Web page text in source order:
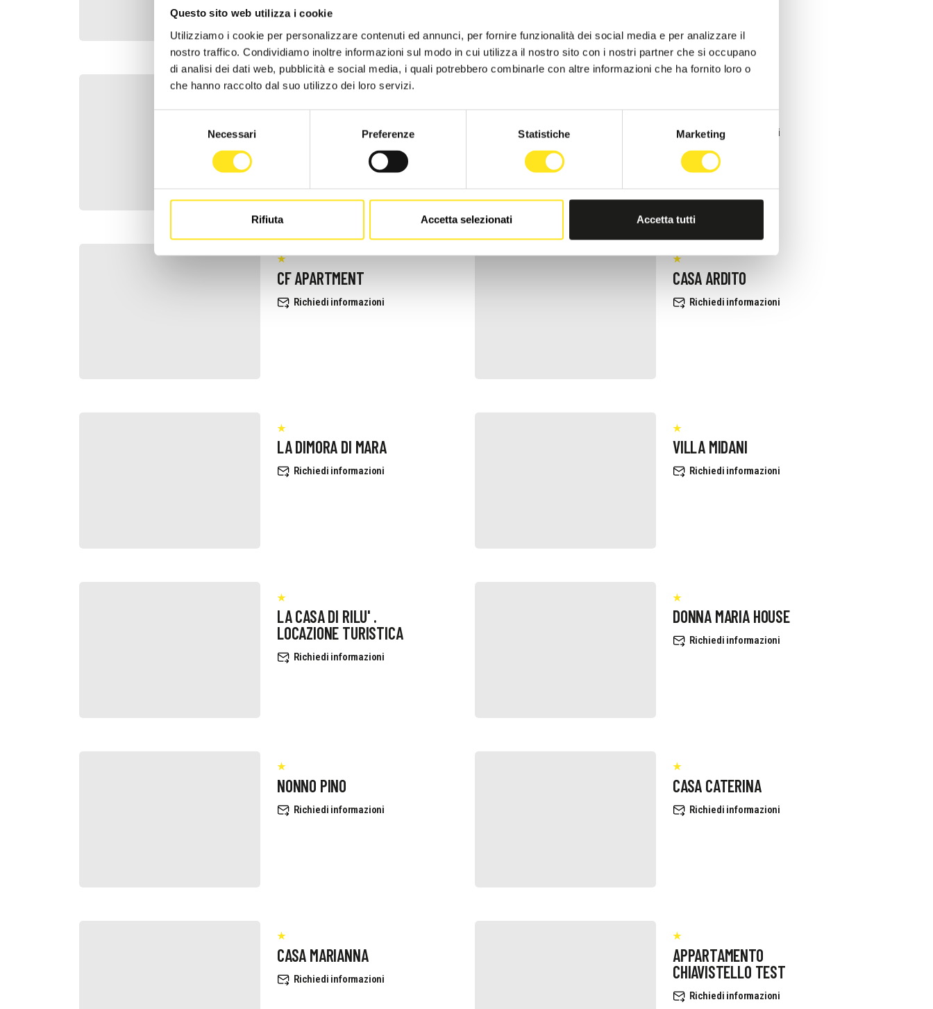
Questo sito web utilizza i cookie
Utilizziamo i cookie per personalizzare contenuti ed annunci, per fornire funzionalità dei social media e per analizzare il
nostro traffico. Condividiamo inoltre informazioni sul modo in cui utilizza il nostro sito con i nostri partner che si occupano
di analisi dei dati web, pubblicità e social media, i quali potrebbero combinarle con altre informazioni che ha fornito loro o
che hanno raccolto dal suo utilizzo dei loro servizi.
Necessari Preferenze Statistiche Marketing
Rifiuta Accetta selezionati Accetta tutti
NS
Richiedi informazioni
TRA VIRGOLETTE
Richiedi informazioni
CF APARTMENT
Richiedi informazioni
CASA ARDITO
Richiedi informazioni
LA DIMORA DI MARA
Richiedi informazioni
VILLA MIDANI
Richiedi informazioni
LA CASA DI RILU' .
LOCAZIONE TURISTICA
Richiedi informazioni
DONNA MARIA HOUSE
Richiedi informazioni
NONNO PINO
Richiedi informazioni
CASA CATERINA
Richiedi informazioni
CASA MARIANNA
Richiedi informazioni
APPARTAMENTO
CHIAVISTELLO TEST
Richiedi informazioni